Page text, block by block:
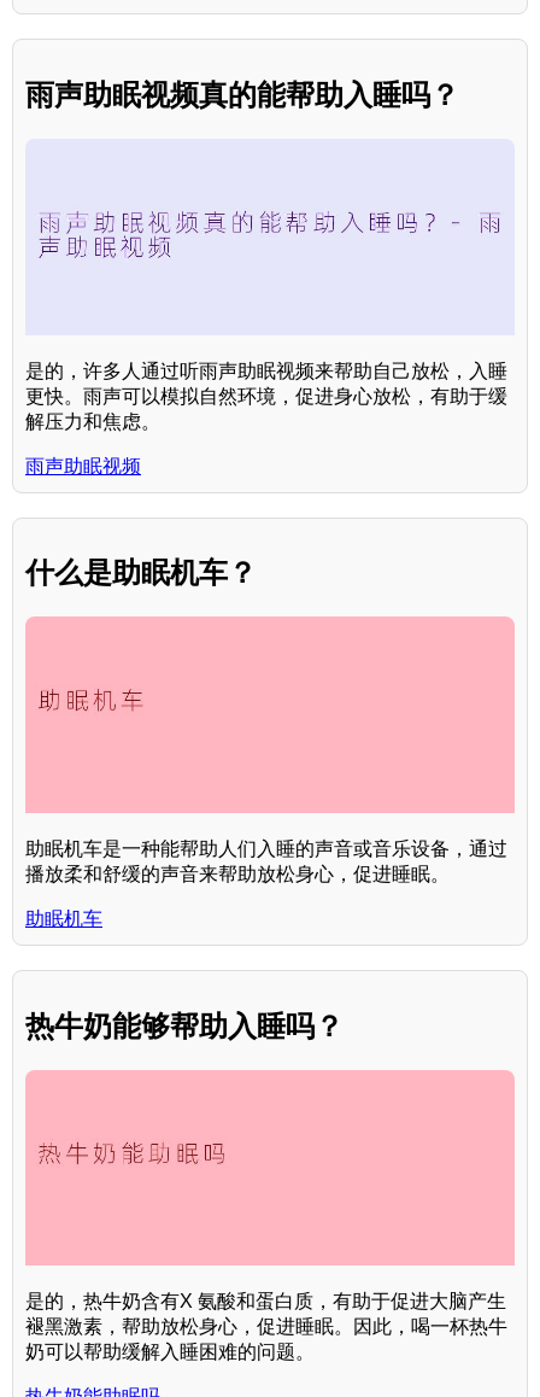
雨声助眠视频真的能帮助入睡吗？
是的，许多人通过听雨声助眠视频来帮助自己放松，入睡
更快。雨声可以模拟自然环境，促进身心放松，有助于缓
解压力和焦虑。
雨声助眠视频
什么是助眠机车？
助眠机车是一种能帮助人们入睡的声音或音乐设备，通过
播放柔和舒缓的声音来帮助放松身心，促进睡眠。
助眠机车
热牛奶能够帮助入睡吗？
是的，热牛奶含有X 氨酸和蛋白质，有助于促进大脑产生
褪黑激素，帮助放松身心，促进睡眠。因此，喝一杯热牛
奶可以帮助缓解入睡困难的问题。